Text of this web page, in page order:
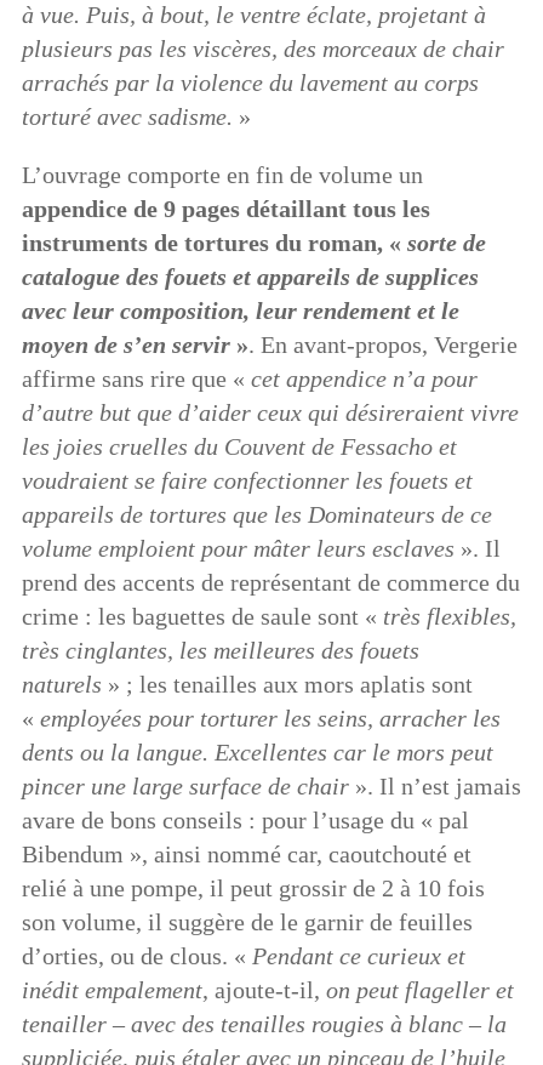
à vue. Puis, à bout, le ventre éclate, projetant à
plusieurs pas les viscères, des morceaux de chair
arrachés par la violence du lavement au corps
torturé avec sadisme. »
L’ouvrage comporte en fin de volume un
appendice de 9 pages détaillant tous les
instruments de tortures du roman, « sorte de
catalogue des fouets et appareils de supplices
avec leur composition, leur rendement et le
moyen de s’en servir ». En avant-propos, Vergerie
affirme sans rire que « cet appendice n’a pour
d’autre but que d’aider ceux qui désireraient vivre
les joies cruelles du Couvent de Fessacho et
voudraient se faire confectionner les fouets et
appareils de tortures que les Dominateurs de ce
volume emploient pour mâter leurs esclaves ». Il
prend des accents de représentant de commerce du
crime : les baguettes de saule sont « très flexibles,
très cinglantes, les meilleures des fouets
naturels » ; les tenailles aux mors aplatis sont
« employées pour torturer les seins, arracher les
dents ou la langue. Excellentes car le mors peut
pincer une large surface de chair». Il n’est jamais
avare de bons conseils : pour l’usage du « pal
Bibendum », ainsi nommé car, caoutchouté et
relié à une pompe, il peut grossir de 2 à 10 fois
son volume, il suggère de le garnir de feuilles
d’orties, ou de clous. « Pendant ce curieux et
inédit empalement, ajoute-t-il, on peut flageller et
tenailler – avec des tenailles rougies à blanc – la
suppliciée, puis étaler avec un pinceau de l’huile